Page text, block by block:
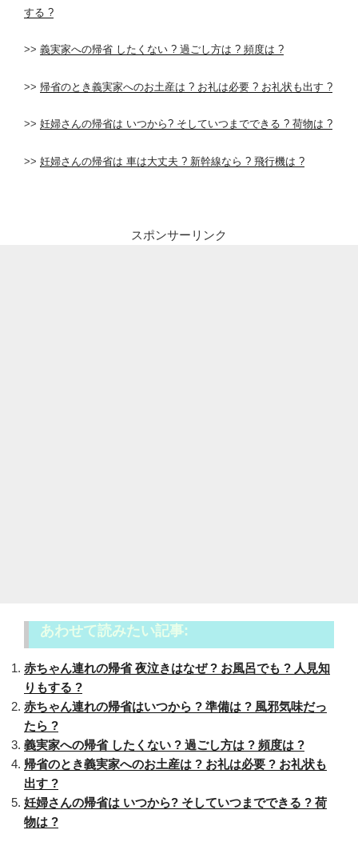
する ?
>> 義実家への帰省 したくない ? 過ごし方は ? 頻度は ?
>> 帰省のとき義実家へのお土産は ? お礼は必要 ? お礼状も出す ?
>> 妊婦さんの帰省は いつから? そしていつまでできる ? 荷物は ?
>> 妊婦さんの帰省は 車は大丈夫 ? 新幹線なら ? 飛行機は ?
スポンサーリンク
あわせて読みたい記事:
赤ちゃん連れの帰省 夜泣きはなぜ ? お風呂でも ? 人見知
りもする ?
赤ちゃん連れの帰省はいつから ? 準備は ? 風邪気味だっ
たら ?
義実家への帰省 したくない ? 過ごし方は ? 頻度は ?
帰省のとき義実家へのお土産は ? お礼は必要 ? お礼状も
出す ?
妊婦さんの帰省は いつから? そしていつまでできる ? 荷
物は ?